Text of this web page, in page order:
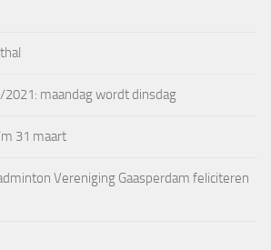
maandag wordt dinsdag
31 maart
Vereniging Gaasperdam feliciteren